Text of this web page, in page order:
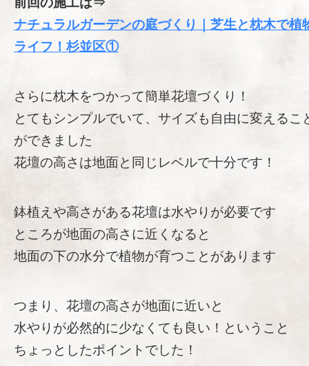
ナチュラルガーデンの庭づくり｜芝生と枕木で植
ライフ！杉並区①
さらに枕木をつかって簡単花壇づくり！
とてもシンプルでいて、サイズも自由に変えるこ
ができました
花壇の高さは地面と同じレベルで十分です！
鉢植えや高さがある花壇は水やりが必要です
ところが地面の高さに近くなると
地面の下の水分で植物が育つことがあります
つまり、花壇の高さが地面に近いと
水やりが必然的に少なくても良い！ということ
ちょっとしたポイントでした！